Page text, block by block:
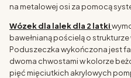
na metalowej osi za pomocą
Wózek dla lalek dla 2 latki
bawełnianą pościelą o strukturze
Poduszeczka wykończona jest
dwoma chwostami w kolorze
pięć mięciutkich akrylowych